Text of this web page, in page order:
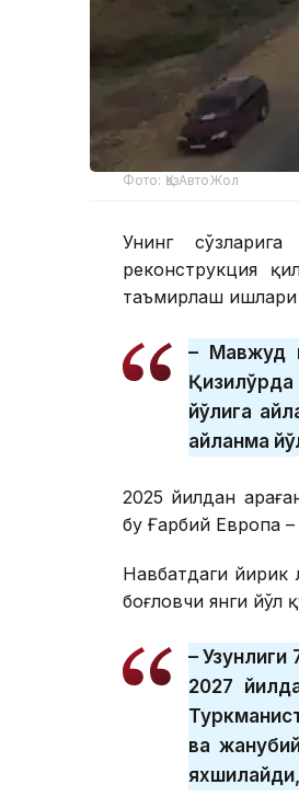
Фото: ҚазАвтоЖол
Унинг
реконструкция
таъмирлаш
– Мавжуд
йўлига
айланма
2025 йилдан
бу Ғарбий Европа
Навбатдаги йирик
боғловчи янги йўл
–
2027
ва